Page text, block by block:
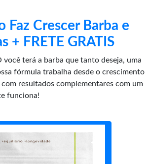
Faz Crescer Barba e
+ FRETE GRATIS
você terá a barba que tanto deseja, uma
fórmula trabalha desde o crescimento
resultados complementares com um
funciona!